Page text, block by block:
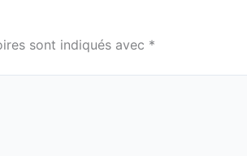
sont indiqués avec *